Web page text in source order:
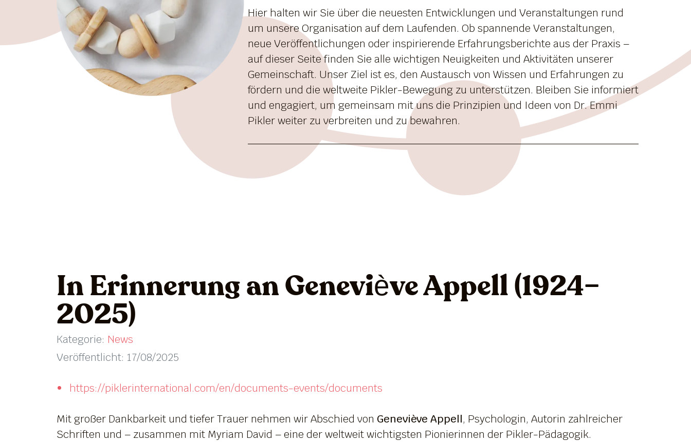
Hier halten wir Sie über die neuesten Entwicklungen und Veranstaltungen rund
um unsere Organisation auf dem Laufenden. Ob spannende Veranstaltungen,
neue Veröffentlichungen oder inspirierende Erfahrungsberichte aus der Praxis –
auf dieser Seite finden Sie alle wichtigen Neuigkeiten und Aktivitäten unserer
Gemeinschaft. Unser Ziel ist es, den Austausch von Wissen und Erfahrungen zu
fördern und die weltweite Pikler-Bewegung zu unterstützen. Bleiben Sie informiert
und engagiert, um gemeinsam mit uns die Prinzipien und Ideen von Dr. Emmi
Pikler weiter zu verbreiten und zu bewahren.
In Erinnerung an Geneviève Appell (1924–
2025)
Kategorie: News
Veröffentlicht: 17/08/2025
https://piklerinternational.com/en/documents-events/documents
Mit großer Dankbarkeit und tiefer Trauer nehmen wir Abschied von Geneviève Appell, Psychologin, Autorin zahlreicher
Schriften und – zusammen mit Myriam David – eine der weltweit wichtigsten Pionierinnen der Pikler-Pädagogik.